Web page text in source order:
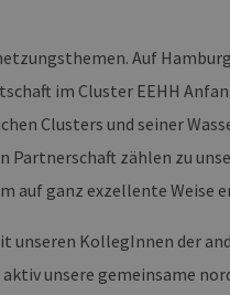
Auf
im Cluster EEHH
Clusters und seiner
zählen zu
auf ganz exzellente Weise
unseren KollegInnen der
unsere gemeinsame